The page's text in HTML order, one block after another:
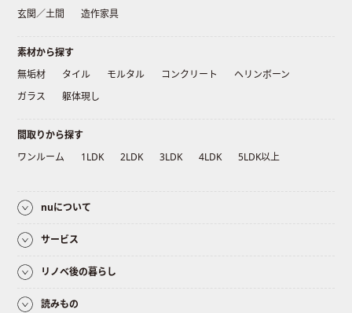
玄関／土間
造作家具
素材から探す
無垢材
タイル モルタル コンクリート
ヘリンボーン
ガラス
躯体現し
間取りから探す
ワンルーム
1LDK 2LDK 3LDK 4LDK 5LDK以上
nuについて
サービス
リノベ後の暮らし
読みもの